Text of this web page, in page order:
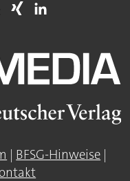
| BFSG-Hinweise |